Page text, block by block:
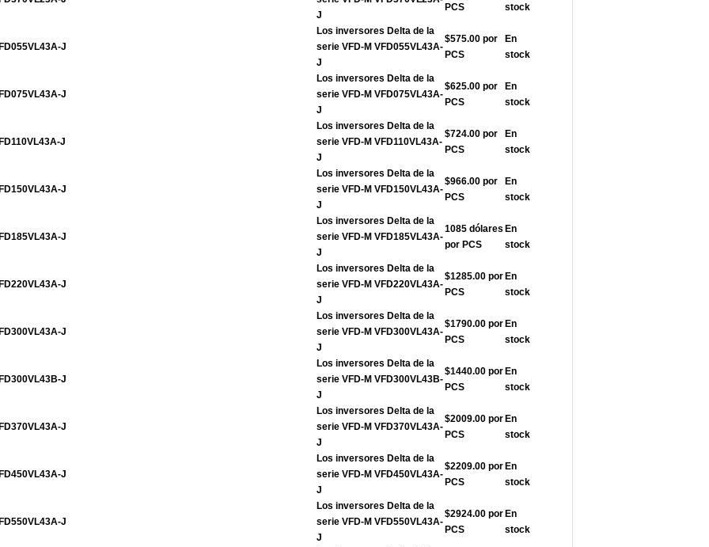
J
PCS
stock
J
Los inversores Delta de la
serie VFD-M VFD055VL43A-
J
$575.00 por
PCS
En
stock
J
Los inversores Delta de la
serie VFD-M VFD075VL43A-
J
$625.00 por
PCS
En
stock
J
Los inversores Delta de la
serie VFD-M VFD110VL43A-
J
$724.00 por
PCS
En
stock
J
Los inversores Delta de la
serie VFD-M VFD150VL43A-
J
$966.00 por
PCS
En
stock
J
Los inversores Delta de la
serie VFD-M VFD185VL43A-
J
1085 dólares
por PCS
En
stock
J
Los inversores Delta de la
serie VFD-M VFD220VL43A-
J
$1285.00 por
PCS
En
stock
J
Los inversores Delta de la
serie VFD-M VFD300VL43A-
J
$1790.00 por
PCS
En
stock
J
Los inversores Delta de la
serie VFD-M VFD300VL43B-
J
$1440.00 por
PCS
En
stock
J
Los inversores Delta de la
serie VFD-M VFD370VL43A-
J
$2009.00 por
PCS
En
stock
J
Los inversores Delta de la
serie VFD-M VFD450VL43A-
J
$2209.00 por
PCS
En
stock
J
Los inversores Delta de la
serie VFD-M VFD550VL43A-
J
$2924.00 por
PCS
En
stock